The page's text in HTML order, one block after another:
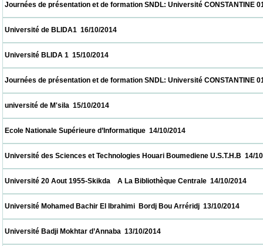
Journées de présentation et de formation SNDL: Université
Université de BLIDA1  16/10/2014
Université BLIDA 1  15/10/2014
Journées de présentation et de formation SNDL: Université
université de M'sila  15/10/2014
Ecole Nationale Supérieure d’Informatique  14/10/2014
Université des Sciences et Technologies Houari Boumediene
Université 20 Aout 1955-Skikda    A La Bibliothèque Centrale
Université Mohamed Bachir El Ibrahimi  Bordj Bou Arréridj  13/
Université Badji Mokhtar d’Annaba  13/10/2014